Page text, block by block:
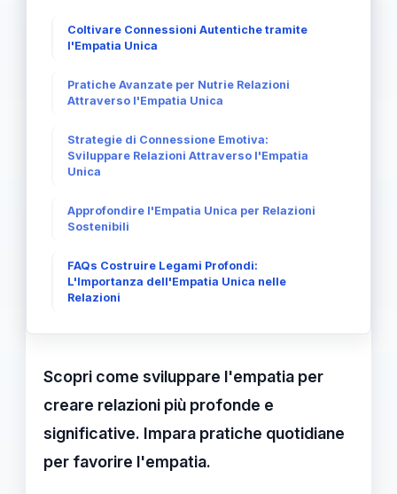
Coltivare Connessioni Autentiche tramite
l'Empatia Unica
Pratiche Avanzate per Nutrie Relazioni
Attraverso l'Empatia Unica
Strategie di Connessione Emotiva:
Sviluppare Relazioni Attraverso l'Empatia
Unica
Approfondire l'Empatia Unica per Relazioni
Sostenibili
FAQs Costruire Legami Profondi:
L'Importanza dell'Empatia Unica nelle
Relazioni
Scopri come sviluppare l'empatia per
creare relazioni più profonde e
significative. Impara pratiche quotidiane
per favorire l'empatia.